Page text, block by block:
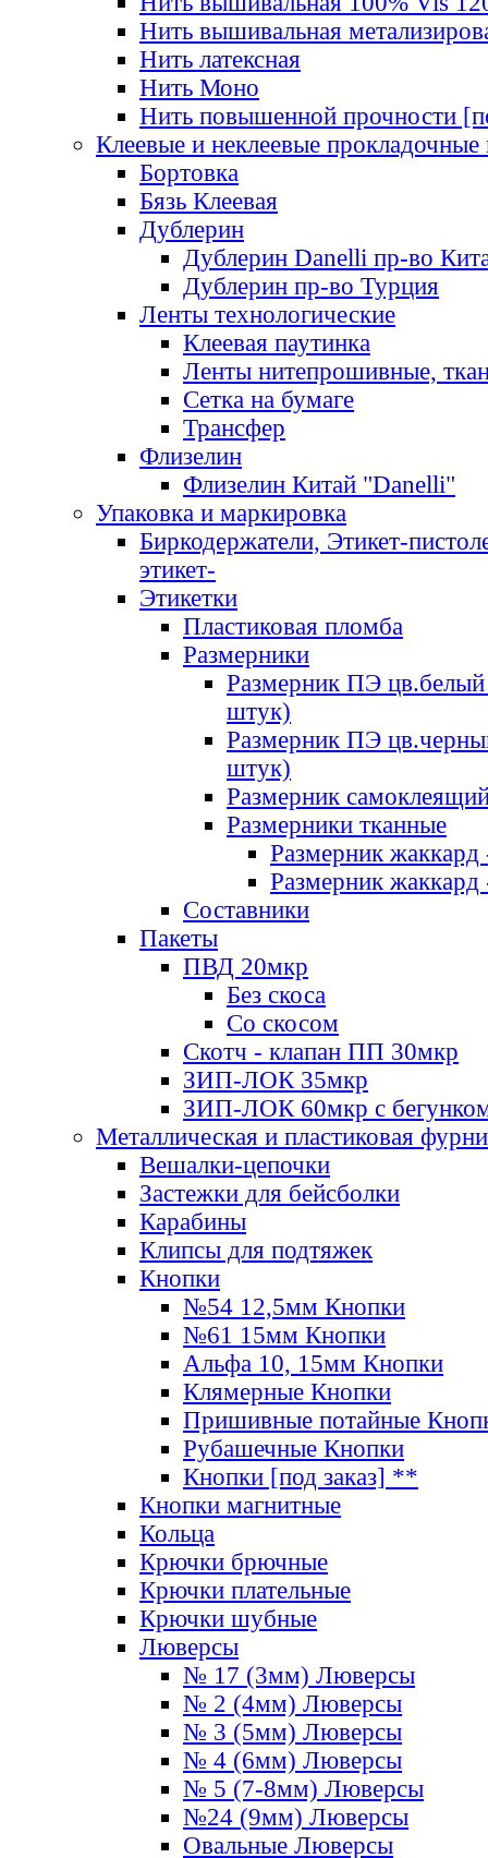
Нить вышивальная
Нить латексная
Нить Моно
Нить повышенной прочности
Клеевые и неклеевые прокладочные
Бортовка
Бязь Клеевая
Дублерин
Дублерин Danelli пр-во
Дублерин пр-во Турция
Ленты технологические
Клеевая паутинка
Ленты нитепрошивные,
Сетка на бумаге
Трансфер
Флизелин
Флизелин Китай "Danelli"
Упаковка и маркировка
Биркодержатели, Этикет-
этикет-
Этикетки
Пластиковая пломба
Размерники
Размерник ПЭ цв.белый
штук)
Размерник ПЭ
штук)
Размерник
Размерники тканные
Размерник
Размерник
Составники
Пакеты
ПВД 20мкр
Без скоса
Со скосом
Скотч - клапан ПП 30мкр
ЗИП-ЛОК 35мкр
ЗИП-ЛОК 60мкр с
Металлическая и пластиковая
Вешалки-цепочки
Застежки для бейсболки
Карабины
Клипсы для подтяжек
Кнопки
№54 12,5мм Кнопки
№61 15мм Кнопки
Альфа 10, 15мм Кнопки
Клямерные Кнопки
Пришивные потайные
Рубашечные Кнопки
Кнопки [под заказ] **
Кнопки магнитные
Кольца
Крючки брючные
Крючки плательные
Крючки шубные
Люверсы
№ 17 (3мм) Люверсы
№ 2 (4мм) Люверсы
№ 3 (5мм) Люверсы
№ 4 (6мм) Люверсы
№ 5 (7-8мм) Люверсы
№24 (9мм) Люверсы
Овальные Люверсы